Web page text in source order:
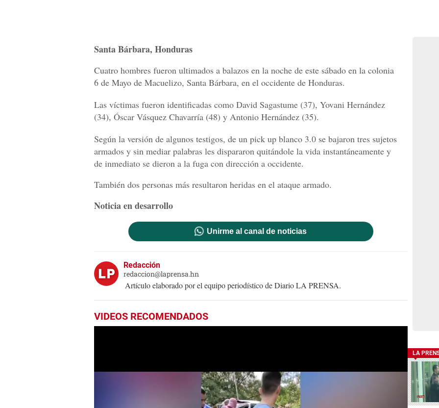
Santa Bárbara, Honduras
Cuatro hombres fueron ultimados a balazos en la noche de este sábado en la colonia
6 de Mayo de Macuelizo, Santa Bárbara, en el occidente de Honduras.
Las víctimas fueron identificadas como David Sagastume (37), Yovani Hernández
(34), Óscar Vásquez Chavarría (48) y Antonio Hernández (35).
Según la versión de algunos testigos, de un pick up blanco 3.0 se bajaron tres sujetos
armados y sin mediar palabras les dispararon quitándole la vida instantáneamente y
de inmediato se dieron a la fuga con dirección a occidente.
También dos personas más resultaron heridas en el ataque armado.
Noticia en desarrollo
Unirme al canal de noticias
Redacción
redaccion@laprensa.hn
Artículo elaborado por el equipo periodístico de Diario LA PRENSA.
VIDEOS RECOMENDADOS
LA